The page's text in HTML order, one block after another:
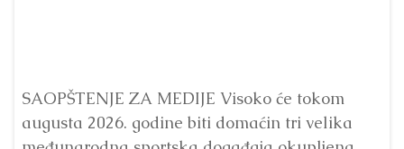
SAOPŠTENJE ZA MEDIJE Visoko će tokom
augusta 2026. godine biti domaćin tri velika